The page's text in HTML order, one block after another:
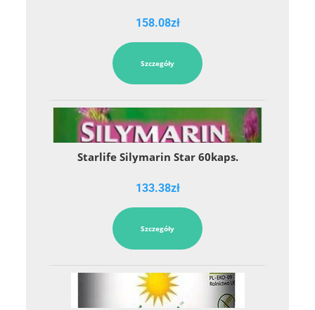
158.08zł
Szczegóły
Starlife Silymarin Star 60kaps.
133.38zł
Szczegóły